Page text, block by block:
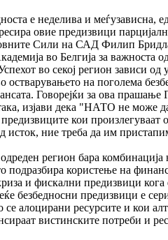
е неделива и меѓузависна,
овие предизвици
Сили на САД Филип
во Белгија за важноста
во секој регион зависи од
остварувањето на поголема
Говорејќи за ова прашање
изјави дека "НАТО не може
кои произлегуваат
исток, ние треба да им
регион бара
користење на
и фискални предизвици кога
безбедносни предизвици е
се алоцирани ресурсите и кои
вистинските потреби и